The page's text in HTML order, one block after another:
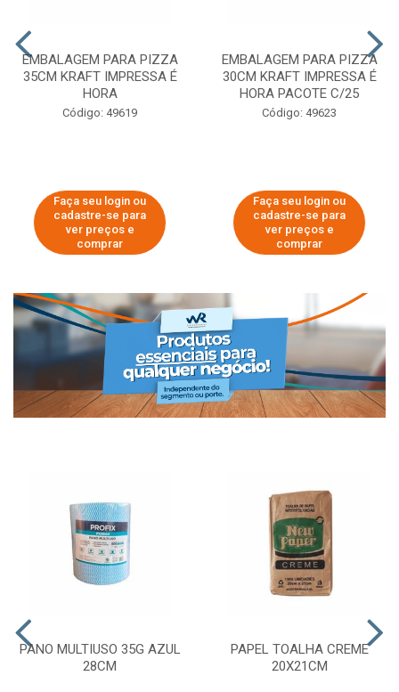
EMBALAGEM PARA PIZZA
35CM KRAFT IMPRESSA É
HORA
Código: 49619
Faça seu login ou
cadastre-se para
ver preços e
comprar
EMBALAGEM PARA PIZZA
30CM KRAFT IMPRESSA É
HORA PACOTE C/25
Código: 49623
Faça seu login ou
cadastre-se para
ver preços e
comprar
PANO MULTIUSO 35G AZUL
28CM
PAPEL TOALHA CREME
20X21CM